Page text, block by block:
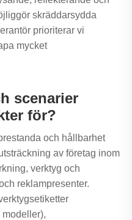
skräddarsydda
prioriterar vi
mycket
scenarier
för?
och hållbarhet
av företag inom
verktyg och
reklampresenter.